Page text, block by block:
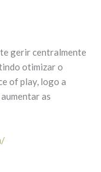
gerir centralmente
otimizar o
of play, logo a
as